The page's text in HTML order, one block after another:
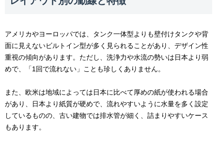
アメリカやヨーロッパでは、タンク一体型よりも壁付けタンクや背
面に見えないビルトイン型が多く見られることがあり、デザイン性
重視の傾向があります。ただし、洗浄力や水流の勢いは日本より弱
めで、「1回で流れない」ことも珍しくありません。
また、欧米は地域によっては日本に比べて厚めの紙が使われる場合
があり、日本より紙質が硬めで、流れやすいように水量を多く設定
しているものの、古い建物では排水管が細く、詰まりやすいケース
もあります。